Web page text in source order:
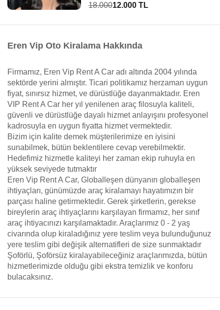
18.00012.000 TL
Eren Vip Oto Kiralama Hakkında
Firmamız, Eren Vip Rent A Car adı altında 2004 yılında
sektörde yerini almıştır. Ticari politikamız herzaman uygun
fiyat, sınırsız hizmet, ve dürüstlüğe dayanmaktadır. Eren
VIP Rent A Car her yıl yenilenen araç filosuyla kaliteli,
güvenli ve dürüstlüğe dayalı hizmet anlayışını profesyonel
kadrosuyla en uygun fiyatta hizmet vermektedir.
Bizim için kalite demek müşterilerimize en iyisini
sunabilmek, bütün beklentilere cevap verebilmektir.
Hedefimiz hizmetle kaliteyi her zaman ekip ruhuyla en
yüksek seviyede tutmaktır
Eren Vip Rent A Car, Globalleşen dünyanın globalleşen
ihtiyaçları, günümüzde araç kiralamayı hayatımızın bir
parçası haline getirmektedir. Gerek şirketlerin, gerekse
bireylerin araç ihtiyaçlarını karşılayan firmamız, her sınıf
araç ihtiyacınızı karşılamaktadır. Araçlarımız 0 - 2 yaş
civarında olup kiraladığınız yere teslim veya bulunduğunuz
yere teslim gibi değişik alternatifleri de size sunmaktadır
Şoförlü, Şoförsüz kiralayabileceğiniz araçlarımızda, bütün
hizmetlerimizde olduğu gibi ekstra temizlik ve konforu
bulacaksınız.